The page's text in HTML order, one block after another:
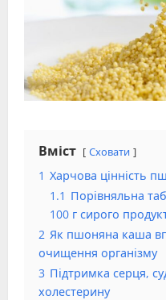
Вміст Сховати
1 Харчова цінність
1.1 Порівняльна
100 г сирого
2 Як пшоняна каша
очищення організму
3 Підтримка серця,
холестерину